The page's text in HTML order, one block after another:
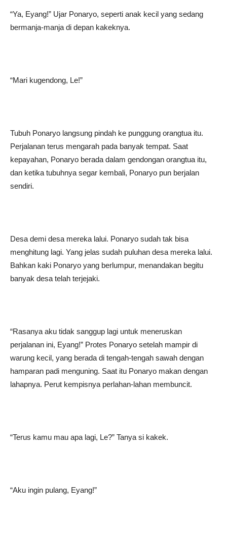
“Ya, Eyang!” Ujar Ponaryo, seperti anak kecil yang sedang
bermanja-manja di depan kakeknya.
“Mari kugendong, Le!”
Tubuh Ponaryo langsung pindah ke punggung orangtua itu.
Perjalanan terus mengarah pada banyak tempat. Saat
kepayahan, Ponaryo berada dalam gendongan orangtua itu,
dan ketika tubuhnya segar kembali, Ponaryo pun berjalan
sendiri.
Desa demi desa mereka lalui. Ponaryo sudah tak bisa
menghitung lagi. Yang jelas sudah puluhan desa mereka lalui.
Bahkan kaki Ponaryo yang berlumpur, menandakan begitu
banyak desa telah terjejaki.
“Rasanya aku tidak sanggup lagi untuk meneruskan
perjalanan ini, Eyang!” Protes Ponaryo setelah mampir di
warung kecil, yang berada di tengah-tengah sawah dengan
hamparan padi menguning. Saat itu Ponaryo makan dengan
lahapnya. Perut kempisnya perlahan-lahan membuncit.
“Terus kamu mau apa lagi, Le?” Tanya si kakek.
“Aku ingin pulang, Eyang!”